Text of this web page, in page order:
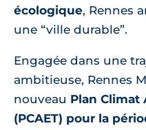
écologique, Rennes
une “ville durable”.
Engagée dans une
ambitieuse, Rennes
nouveau Plan Climat
(PCAET) pour la